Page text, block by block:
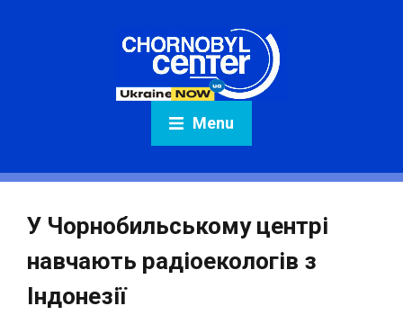
Menu
У Чорнобильському центрі
навчають радіоекологів з
Індонезії